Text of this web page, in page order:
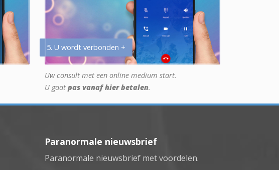
5. U wordt verbonden +
Uw consult met een online medium start.
U gaat pas vanaf hier betalen.
Paranormale nieuwsbrief
Paranormale nieuwsbrief met voordelen.